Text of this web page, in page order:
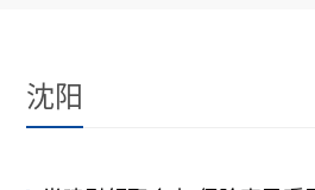
沈阳